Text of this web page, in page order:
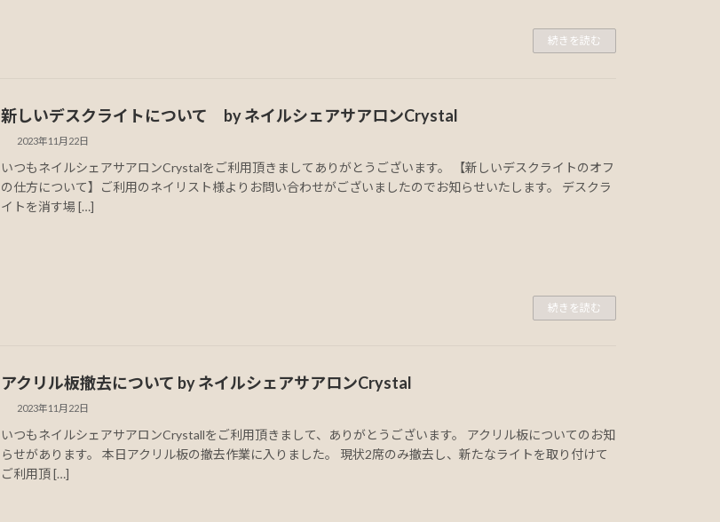
続きを読む
新しいデスクライトについて by ネイルシェアサアロンCrystal
2023年11月22日
いつもネイルシェアサアロンCrystalをご利用頂きましてありがとうございます。 【新しいデスクライトのオフ
の仕方について】ご利用のネイリスト様よりお問い合わせがございましたのでお知らせいたします。 デスクラ
イトを消す場 […]
続きを読む
アクリル板撤去について by ネイルシェアサアロンCrystal
2023年11月22日
いつもネイルシェアサアロンCrystallをご利用頂きまして、ありがとうございます。 アクリル板についてのお知
らせがあります。 本日アクリル板の撤去作業に入りました。 現状2席のみ撤去し、新たなライトを取り付けて
ご利用頂 […]